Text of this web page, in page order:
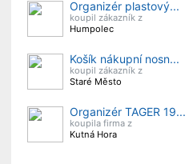
Organizér plastový...
koupil zákazník z
Humpolec
Košík nákupní nosn...
koupil zákazník z
Staré Město
Organizér TAGER 19...
koupila firma z
Kutná Hora